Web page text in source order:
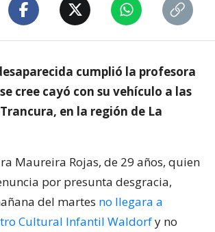
cumplió la profesora
cree cayó con su vehículo a las
en la región de La
Maureira Rojas, de 29 años, quien
por presunta desgracia,
del martes no llegara a
Cultural Infantil Waldorfy no